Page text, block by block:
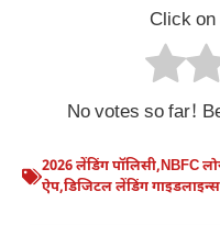
Click
No votes so far!
2026 लेंडिंग पॉलिसी,NBFC
ऐप,डिजिटल लेंडिंग गाइडलाइन्स